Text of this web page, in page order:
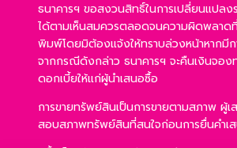
ธนาคารฯ ขอสงวนสิทธิ์ในการเปลี่ยนแปลง
ได้ตามเห็นสมควรตลอดจนความผิดพลาดที่
พิมพ์โดยมิต้องแจ้งให้ทราบล่วงหน้าหากมีก
จากกรณีดังกล่าว ธนาคารฯ จะคืนเงินจอ
ดอกเบี้ยให้แก่ผู้นำเสนอซื้อ
การขายทรัพย์สินเป็นการขายตามสภาพ ผู้
สอบสภาพทรัพย์สินที่สนใจก่อนการยื่นคำเ